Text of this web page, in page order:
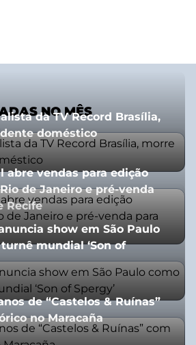
NO MÊS
da TV Record Brasília,
doméstico
abre vendas para edição
de Janeiro e pré-venda
Recife
show em São Paulo
mundial ‘Son of
de “Castelos & Ruínas”
no Maracaña